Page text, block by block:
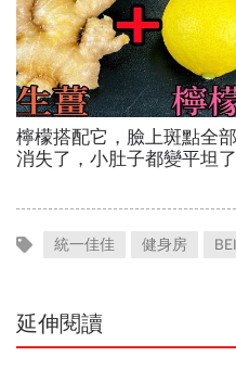
統一佳佳 健身房
延伸閱讀